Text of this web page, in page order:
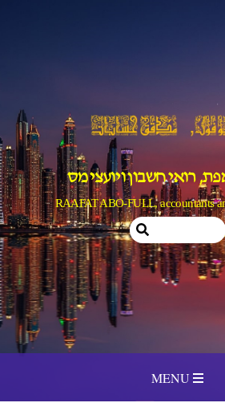
MENU
רואי חשבון ויועצי מס
RAAFAT ABO-FULL, accountants